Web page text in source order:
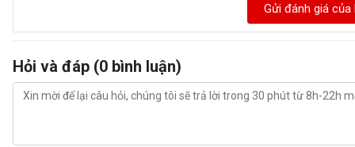
Gửi đánh giá của
Hỏi và đáp (0 bình luận)